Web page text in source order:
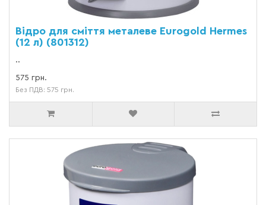
Відро для сміття металеве Eurogold Hermes
(12 л) (801312)
..
575 грн.
Без ПДВ: 575 грн.